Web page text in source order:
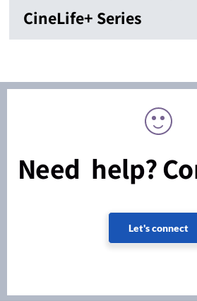
CineLife+ Series
Need help?
Let's connect